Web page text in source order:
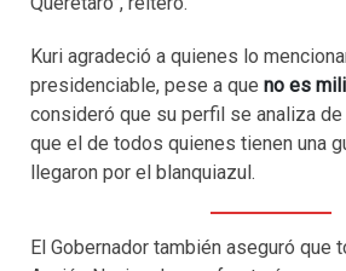
Kuri agradeció a quienes lo
presidenciable, pese a que no es
consideró que su perfil se analiza
que el de todos quienes tienen una
llegaron por el blanquiazul.
El Gobernador también aseguró que